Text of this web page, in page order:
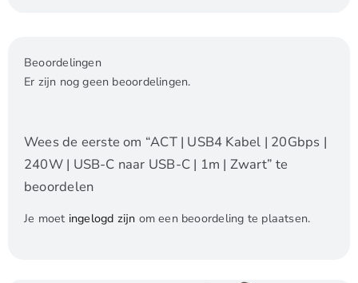
Beoordelingen
Er zijn nog geen beoordelingen.
Wees de eerste om “ACT | USB4 Kabel | 20Gbps |
240W | USB-C naar USB-C | 1m | Zwart” te
beoordelen
Je moet ingelogd zijn om een beoordeling te plaatsen.